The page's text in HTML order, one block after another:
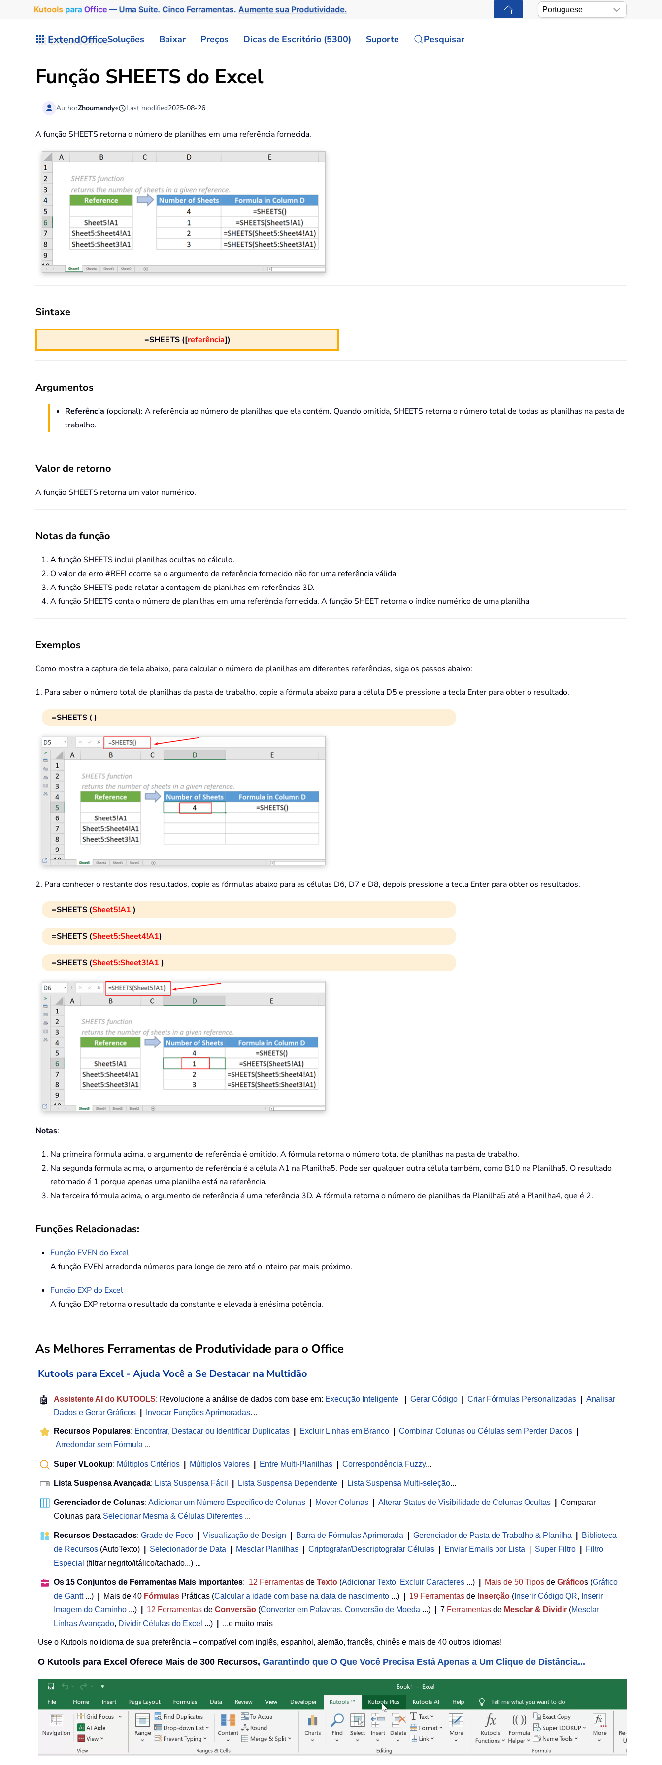
Kutoolspara Office— Uma Suíte. Cinco Ferramentas.Aumente sua Produtividade.
ExtendOfficeSoluções Baixar Preços Dicas de Escritório (5300) Suporte Pesquisar
Função SHEETS do Excel
AuthorZhoumandy• Last modified2025-08-26
A função SHEETS retorna o número de planilhas em uma referência fornecida.
Sintaxe
=SHEETS ([referência])
Argumentos
Referência (opcional): A referência ao número de planilhas que ela contém. Quando omitida, SHEETS retorna o número total de todas as planilhas na pasta de
trabalho.
Valor de retorno
A função SHEETS retorna um valor numérico.
Notas da função
A função SHEETS inclui planilhas ocultas no cálculo.
O valor de erro #REF! ocorre se o argumento de referência fornecido não for uma referência válida.
A função SHEETS pode relatar a contagem de planilhas em referências 3D.
A função SHEETS conta o número de planilhas em uma referência fornecida. A função SHEET retorna o índice numérico de uma planilha.
Exemplos
Como mostra a captura de tela abaixo, para calcular o número de planilhas em diferentes referências, siga os passos abaixo:
1. Para saber o número total de planilhas da pasta de trabalho, copie a fórmula abaixo para a célula D5 e pressione a tecla Enter para obter o resultado.
=SHEETS ( )
2. Para conhecer o restante dos resultados, copie as fórmulas abaixo para as células D6, D7 e D8, depois pressione a tecla Enter para obter os resultados.
=SHEETS (Sheet5!A1 )
=SHEETS (Sheet5:Sheet4!A1)
=SHEETS (Sheet5:Sheet3!A1 )
Notas:
Na primeira fórmula acima, o argumento de referência é omitido. A fórmula retorna o número total de planilhas na pasta de trabalho.
Na segunda fórmula acima, o argumento de referência é a célula A1 na Planilha5. Pode ser qualquer outra célula também, como B10 na Planilha5. O resultado
retornado é 1 porque apenas uma planilha está na referência.
Na terceira fórmula acima, o argumento de referência é uma referência 3D. A fórmula retorna o número de planilhas da Planilha5 até a Planilha4, que é 2.
Funções Relacionadas:
Função EVEN do Excel
A função EVEN arredonda números para longe de zero até o inteiro par mais próximo.
Função EXPdo Excel
A função EXP retorna o resultado da constante e elevada à enésima potência.
As Melhores Ferramentas de Produtividade para o Office
Kutools para Excel - Ajuda Você a Se Destacar na Multidão
🤖 Assistente AI do KUTOOLS: Revolucione a análise de dados com base em: Execução Inteligente Gerar Código Criar Fórmulas Personalizadas
Analisar
Dados e Gerar Gráficos
Invocar Funções Aprimoradas…
Recursos Populares: Encontrar, Destacar ou Identificar Duplicatas Excluir Linhas em Branco Combinar Colunas ou Células sem Perder Dados
Arredondar sem Fórmula ...
Super VLookup: Múltiplos Critérios Múltiplos Valores Entre Multi-Planilhas Correspondência Fuzzy...
Lista Suspensa Avançada: Lista Suspensa Fácil Lista Suspensa Dependente Lista Suspensa Multi-seleção...
Gerenciador de Colunas: Adicionar um Número Específico de Colunas Mover Colunas Alterar Status de Visibilidade de Colunas Ocultas
Comparar
Colunas para Selecionar Mesma & Células Diferentes ...
Recursos Destacados: Grade de Foco Visualização de Design Barra de Fórmulas Aprimorada Gerenciador de Pasta de Trabalho & Planilha
Biblioteca
de Recursos (AutoTexto) Selecionador de Data Mesclar Planilhas Criptografar/Descriptografar Células Enviar Emails por Lista Super Filtro
Filtro
Especial (filtrar negrito/itálico/tachado...) ...
Os 15 Conjuntos de Ferramentas Mais Importantes: 12 Ferramentas de Texto (Adicionar Texto, Excluir Caracteres ...) Mais de 50 Tipos de Gráficos (Gráfico
de Gantt...) Mais de 40 Fórmulas Práticas (Calcular a idade com base na data de nascimento ...) 19 Ferramentas de Inserção ( Inserir Código QR, Inserir
Imagem do Caminho ...) 12 Ferramentas de Conversão (Converter em Palavras, Conversão de Moeda ...) 7 Ferramentas de Mesclar & Dividir (Mesclar
Linhas Avançado, Dividir Células do Excel ...) ...e muito mais
Use o Kutools no idioma de sua preferência – compatível com inglês, espanhol, alemão, francês, chinês e mais de 40 outros idiomas!
O Kutools para Excel Oferece Mais de 300 Recursos, Garantindo que O Que Você Precisa Está Apenas a Um Clique de Distância...